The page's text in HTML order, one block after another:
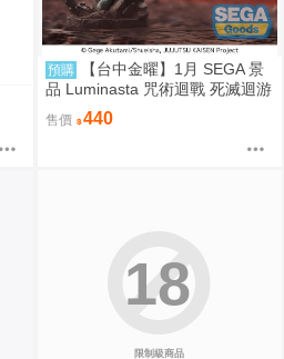
預購
【台中金曜】1月 SEGA 景
品 Luminasta 咒術迴戰 死滅迴游
禪院直哉 0901
售價 440
限制級商品
18